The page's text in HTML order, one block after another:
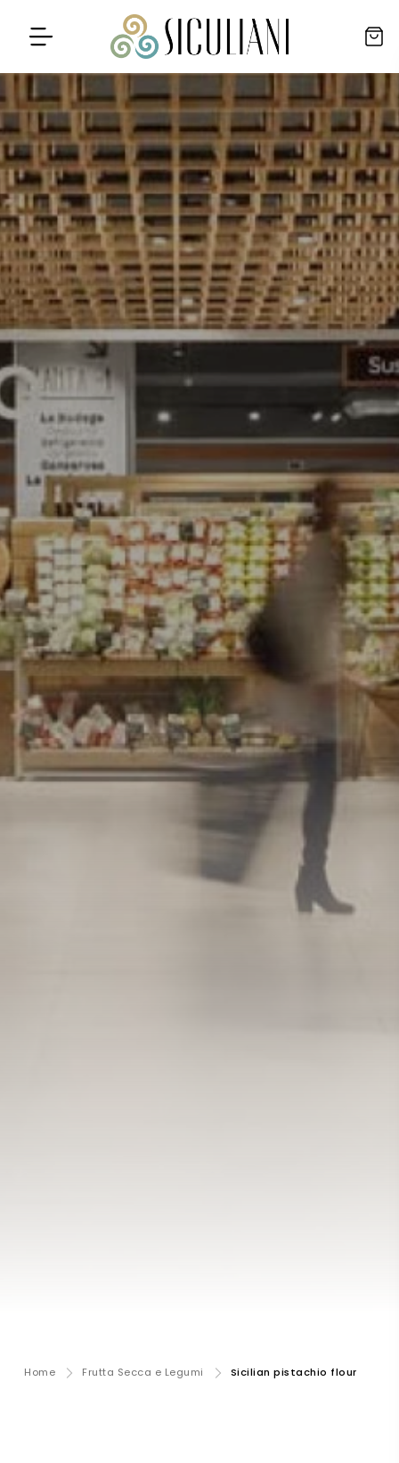
Home Frutta Secca e Legumi Sicilian pistachio flour